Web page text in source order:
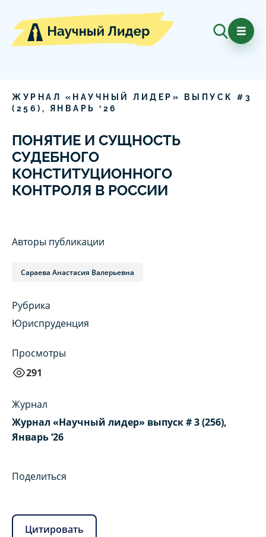
ЖУРНАЛ «НАУЧНЫЙ ЛИДЕР» ВЫПУСК # 3
( 256 ), ЯНВАРЬ ‘ 26
ПОНЯТИЕ И СУЩНОСТЬ
СУДЕБНОГО
КОНСТИТУЦИОННОГО
КОНТРОЛЯ В РОССИИ
Авторы публикации
Сараева Анастасия Валерьевна
Рубрика
Юриспруденция
Просмотры
291
Журнал
Журнал «Научный лидер» выпуск # 3 (256),
Январь ‘26
Поделиться
Цитировать